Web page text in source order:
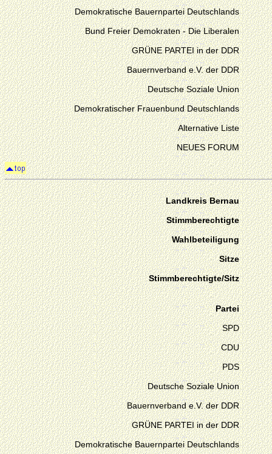
Demokratische Bauernpartei Deutschlands
Bund Freier Demokraten - Die Liberalen
GRÜNE PARTEI in der DDR
Bauernverband e.V. der DDR
Deutsche Soziale Union
Demokratischer Frauenbund Deutschlands
Alternative Liste
NEUES FORUM
Landkreis Bernau
Stimmberechtigte
Wahlbeteiligung
Sitze
Stimmberechtigte/Sitz
Partei
SPD
CDU
PDS
Deutsche Soziale Union
Bauernverband e.V. der DDR
GRÜNE PARTEI in der DDR
Demokratische Bauernpartei Deutschlands